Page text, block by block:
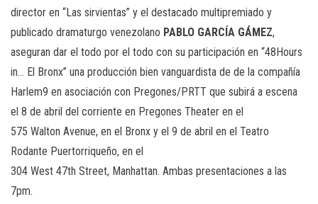
director en “Las sirvientas” y el destacado multipremiado y
publicado dramaturgo venezolano PABLO GARCÍA GÁMEZ,
aseguran dar el todo por el todo con su participación en “48Hours
in… El Bronx” una producción bien vanguardista de de la compañía
Harlem9 en asociación con Pregones/PRTT que subirá a escena
el 8 de abril del corriente en Pregones Theater en el
575 Walton Avenue, en el Bronx y el 9 de abril en el Teatro
Rodante Puertorriqueño, en el
304 West 47th Street, Manhattan. Ambas presentaciones a las
7pm.